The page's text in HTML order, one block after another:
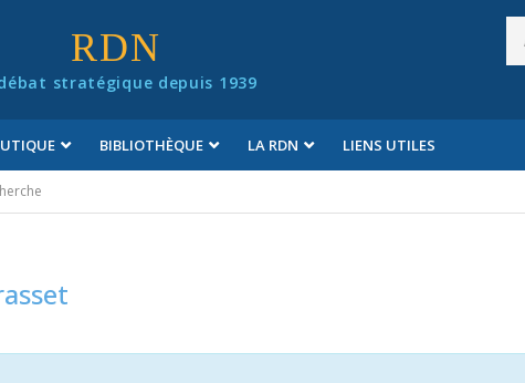
RDN
stratégique depuis 1939
BIBLIOTHÈQUE LA RDN LIENS UTILES